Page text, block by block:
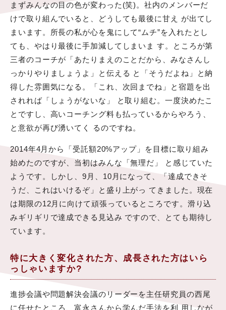
まずみんなの目の色が変わった(笑)。社内のメンバーだ
けで取り組んでいると、どうしても最後に甘え が出てし
まいます。所長の私が心を鬼にして“ムチ”を入れたとし
ても、やはり最後に手加減してしまいま す。ところが第
三者のコーチが「あたりまえのことだから、みなさんし
っかりやりましょうよ」と伝える と「そうだよね」と納
得した雰囲気になる。「これ、次回までね」と宿題を出
されれば「しょうがないな」 と取り組む。一度決めたこ
とですし、高いコーチング料も払っているからやろう、
と意欲が再び湧いてく るのですね。
2014年4月から「受託額20%アップ」を目標に取り組み
始めたのですが、当初はみんな「無理だ」 と感じていた
ようです。しかし、9月、10月になって、「達成できそ
うだ、これはいけるぞ」と盛り上がっ てきました。現在
は期限の12月に向けて頑張っているところです。滑り込
みギリギリで達成できる見込み ですので、とても期待し
ています。
特に大きく変化された方、成長された方はいら
っしゃいますか?
進捗会議や問題解決会議のリーダーを主任研究員の西尾
に任せたところ、富永さんから学んだ手法を利 用しなが